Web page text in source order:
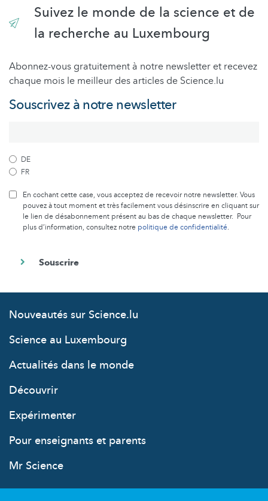
Suivez le monde de la science et de
la recherche au Luxembourg
Abonnez-vous gratuitement à notre newsletter et recevez
chaque mois le meilleur des articles de Science.lu
Souscrivez à notre newsletter
DE
FR
En cochant cette case, vous acceptez de recevoir notre newsletter. Vous
pouvez à tout moment et très facilement vous désinscrire en cliquant sur
le lien de désabonnement présent au bas de chaque newsletter. Pour
plus d’information, consultez notre politique de confidentialité.
Nouveautés sur Science.lu
Science au Luxembourg
Actualités dans le monde
Découvrir
Expérimenter
Pour enseignants et parents
Mr Science